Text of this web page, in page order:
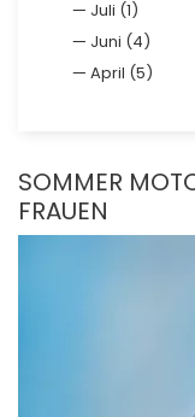
Juli (1)
Juni (4)
April (5)
SOMMER
FRAUEN